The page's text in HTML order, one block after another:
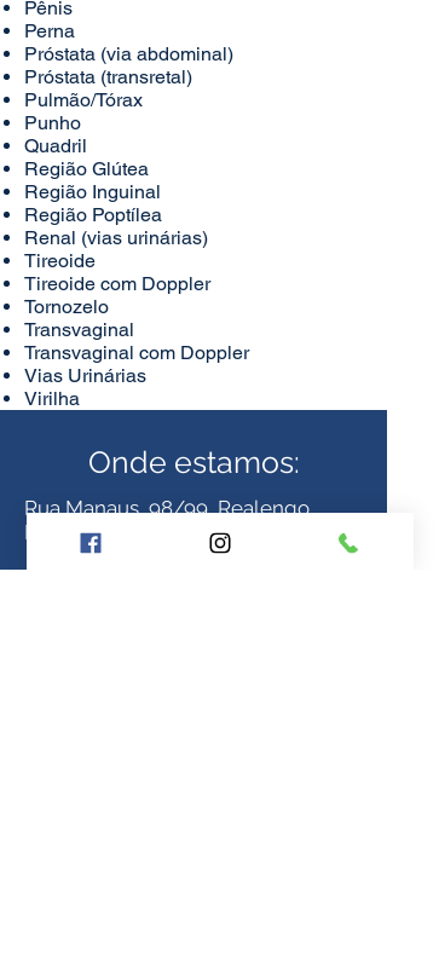
Pênis
Perna
Próstata (via abdominal)
Próstata (transretal)
Pulmão/Tórax
Punho
Quadril
Região Glútea
Região Inguinal
Região Poptílea
Renal (vias urinárias)
Tireoide
Tireoide com Doppler
Tornozelo
Transvaginal
Transvaginal com Doppler
Vias Urinárias
Virilha
Onde estamos:
Rua Manaus, 98/99, Realengo,
Rio de Janeiro - RJ